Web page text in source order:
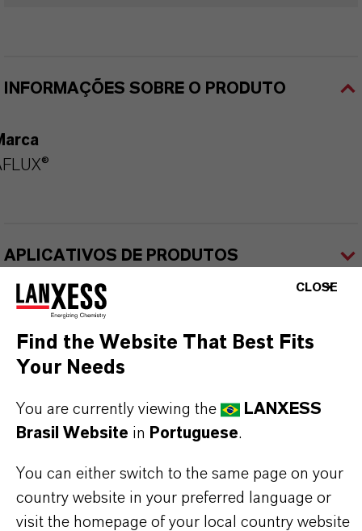
INFORMAÇÕES SOBRE O PRODUTO
APLICATIVOS DE PRODUTOS
SINÔNIMOS DO PRODUTO
Aqui você pode baixar as fichas técnicas dos
produtos. Ao selecionar uma opção nos menus
suspensos, os links para download serão exibidos.
Folha de dados técnicos
CLOSE
Find the Website That Best Fits
Your Needs
You are currently viewing the
LANXESS
Brasil Website in Portuguese.
You can either switch to the same page on your
country website in your preferred language or
visit the homepage of your local country website